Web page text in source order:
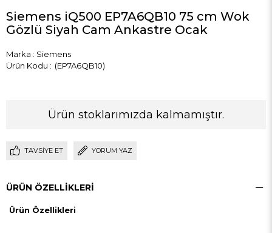
Siemens iQ500 EP7A6QB10 75 cm Wok
Gözlü Siyah Cam Ankastre Ocak
Marka : Siemens
(EP7A6QB10)
Ürün stoklarımızda kalmamıştır.
TAVSIYE ET YORUM YAZ
ÜRÜN ÖZELLIKLERI
Ürün Özellikleri